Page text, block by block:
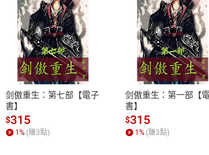
付款方式
ATM轉帳、信用卡、LINE PAY、AFTEE
剑傲重生：第七部【電子
書】
$315
1 % (賺3點)
剑傲重生：第一部【
書】
$315
1 % (賺3點)